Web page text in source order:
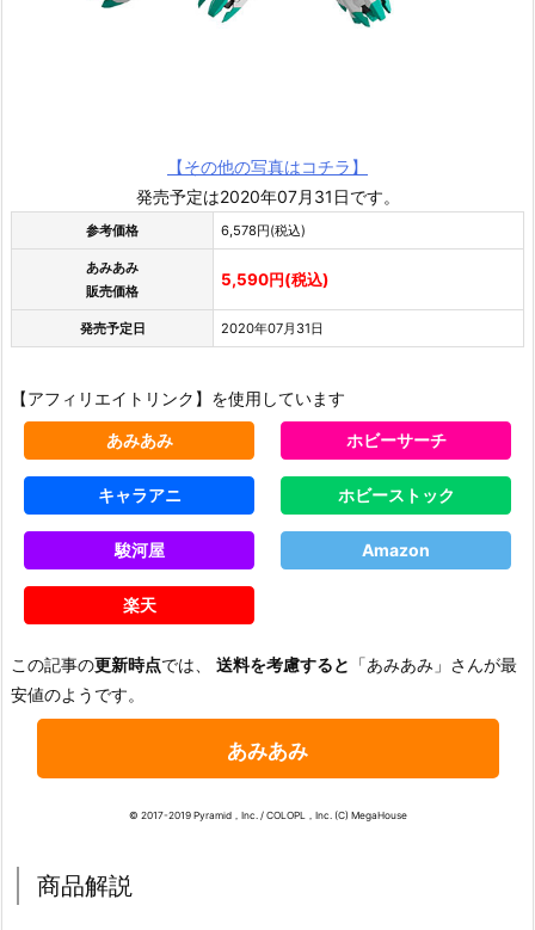
【その他の写真はコチラ】
発売予定は2020年07月31日です。
参考価格 6,578円(税込)
あみあみ
販売価格
5,590円(税込)
発売予定日 2020年07月31日
【アフィリエイトリンク】を使用しています
あみあみ ホビーサーチ
キャラアニ ホビーストック
駿河屋 Amazon
楽天
この記事の更新時点では、 送料を考慮すると 「あみあみ」さんが最
安値のようです。
あみあみ
© 2017-2019 Pyramid，Inc. / COLOPL，Inc. (C) MegaHouse
商品解説